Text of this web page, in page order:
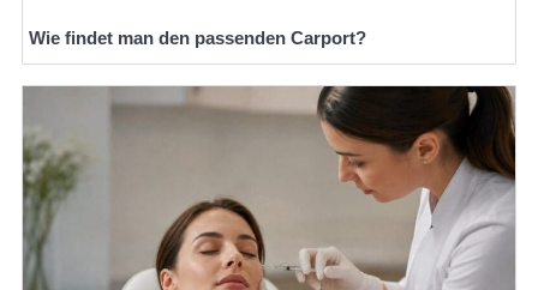
Wie findet man den passenden Carport?